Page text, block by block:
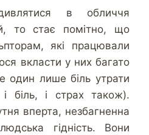
в обличчя
то стає помітно, що
які працювали
вкласти у них багато
один лише біль утрати
біль, і страх також).
вперта, незбагненна
гідність. Вони